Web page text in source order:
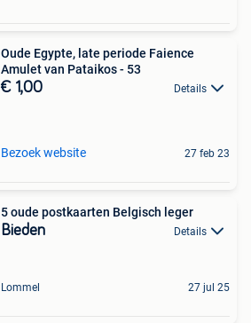
Oude Egypte, late periode Faience
Amulet van Pataikos - 53
€ 1,00 Details
Bezoek website 27 feb 23
5 oude postkaarten Belgisch leger
Bieden Details
Lommel 27 jul 25